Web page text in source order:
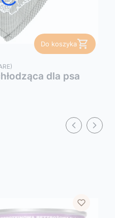
Do koszyka
dla psa